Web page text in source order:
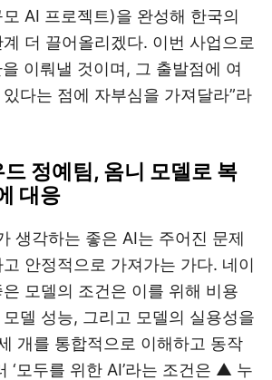
AI 프로젝트)을 완성해 한국의
더 끌어올리겠다. 이번 사업으로
이뤄낼 것이며, 그 출발점에 여
다는 점에 자부심을 가져달라”라
정예팀, 옴니 모델로 복
대응
생각하는 좋은 AI는 주어진 문제
안정적으로 가져가는 가다. 네이
모델의 조건은 이를 위해 비용
델 성능, 그리고 모델의 실용성을
개를 통합적으로 이해하고 동작
‘모두를 위한 AI’라는 조건은 ▲ 누